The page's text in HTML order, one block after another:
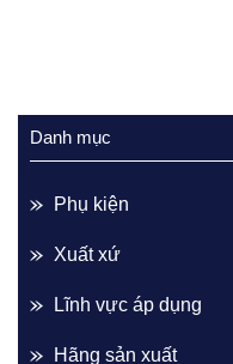
Danh mục
Phụ kiện
Xuất xứ
Lĩnh vực áp dụng
Hãng sản xuất